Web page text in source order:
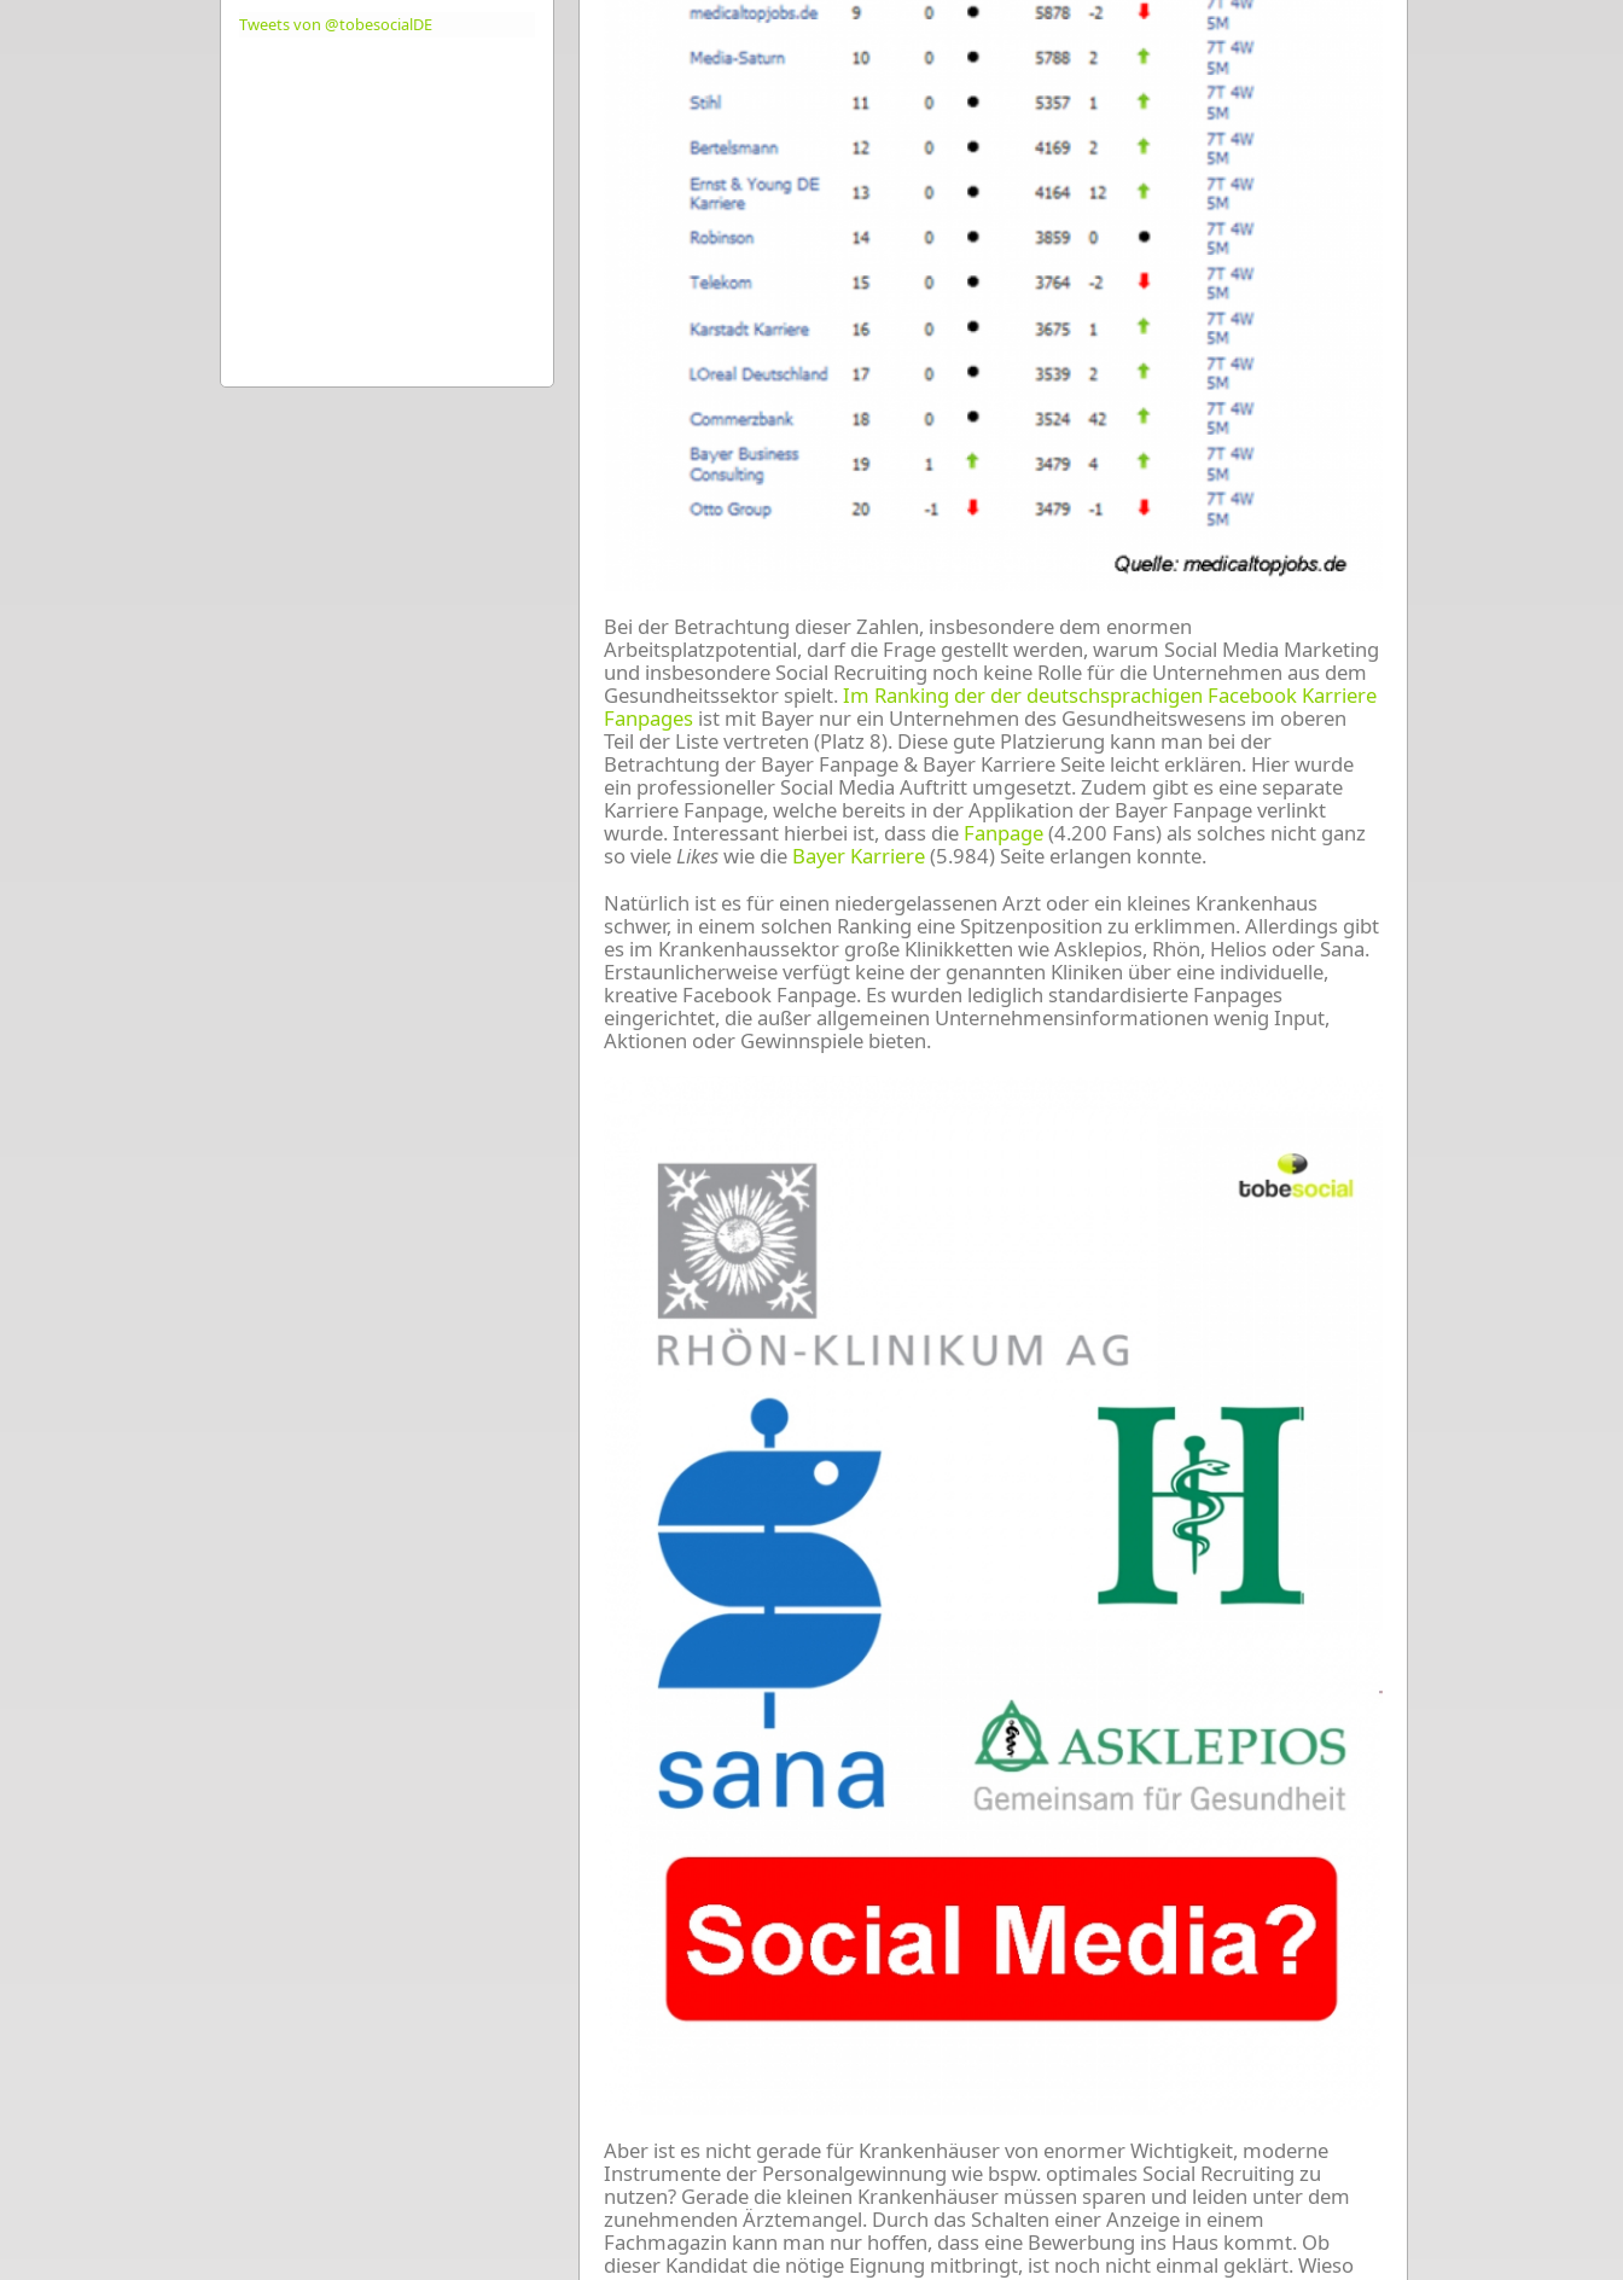
Tweets von @tobesocialDE
Bei der Betrachtung dieser Zahlen, insbesondere dem enormen
Arbeitsplatzpotential, darf die Frage gestellt werden, warum Social Media Marketing
und insbesondere Social Recruiting noch keine Rolle für die Unternehmen aus dem
Gesundheitssektor spielt. Im Ranking der der deutschsprachigen Facebook Karriere
Fanpages ist mit Bayer nur ein Unternehmen des Gesundheitswesens im oberen
Teil der Liste vertreten (Platz 8). Diese gute Platzierung kann man bei der
Betrachtung der Bayer Fanpage & Bayer Karriere Seite leicht erklären. Hier wurde
ein professioneller Social Media Auftritt umgesetzt. Zudem gibt es eine separate
Karriere Fanpage, welche bereits in der Applikation der Bayer Fanpage verlinkt
wurde. Interessant hierbei ist, dass die Fanpage(4.200 Fans) als solches nicht ganz
so vieleLikeswie die Bayer Karriere(5.984) Seite erlangen konnte.
Natürlich ist es für einen niedergelassenen Arzt oder ein kleines Krankenhaus
schwer, in einem solchen Ranking eine Spitzenposition zu erklimmen. Allerdings gibt
es im Krankenhaussektor große Klinikketten wie Asklepios, Rhön, Helios oder Sana.
Erstaunlicherweise verfügt keine der genannten Kliniken über eine individuelle,
kreative Facebook Fanpage. Es wurden lediglich standardisierte Fanpages
eingerichtet, die außer allgemeinen Unternehmensinformationen wenig Input,
Aktionen oder Gewinnspiele bieten.
Aber ist es nicht gerade für Krankenhäuser von enormer Wichtigkeit, moderne
Instrumente der Personalgewinnung wie bspw. optimales Social Recruiting zu
nutzen? Gerade die kleinen Krankenhäuser müssen sparen und leiden unter dem
zunehmenden Ärztemangel. Durch das Schalten einer Anzeige in einem
Fachmagazin kann man nur hoffen, dass eine Bewerbung ins Haus kommt. Ob
dieser Kandidat die nötige Eignung mitbringt, ist noch nicht einmal geklärt. Wieso